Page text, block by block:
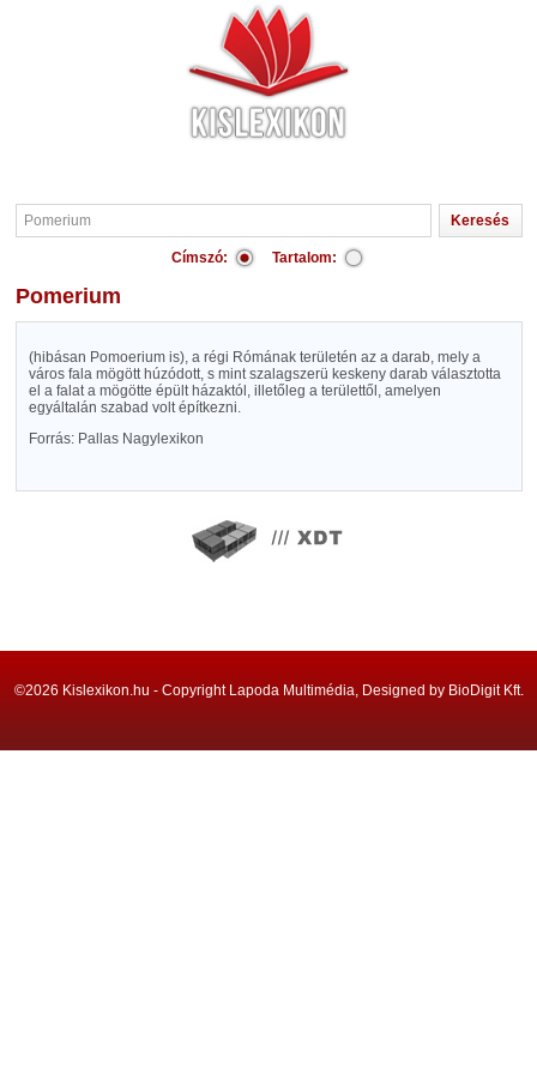
Címszó: Tartalom:
Pomerium
(hibásan Pomoerium is), a régi Rómának területén az a darab, mely a
város fala mögött húzódott, s mint szalagszerü keskeny darab választotta
el a falat a mögötte épült házaktól, illetőleg a területtől, amelyen
egyáltalán szabad volt építkezni.
Forrás: Pallas Nagylexikon
©2026 Kislexikon.hu - Copyright Lapoda Multimédia, Designed by BioDigit Kft.